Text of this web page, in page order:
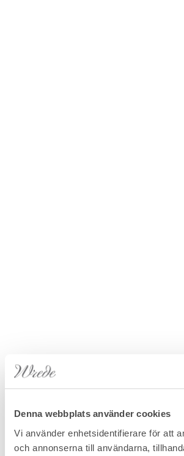
Denna webbplats använder cookies
Vi använder enhetsidentifierare för att
och annonserna till användarna,